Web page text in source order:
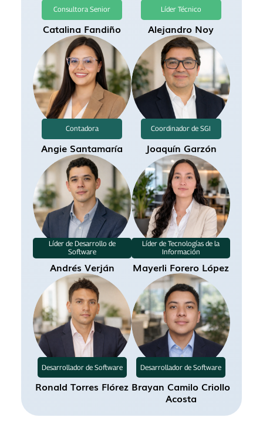
orlando.rodriguez@canalclima.com
Consultora Senior
Catalina Fandiño
alejandro.noy@canalclima.com
Líder Técnico
Alejandro Noy
angiesc@refocosta.com
Contadora
Angie Santamaría
Coordinador de SGI
Joaquín Garzón
Líder de Desarrollo de
Software
Andrés Verján
Líder de Tecnologías de la
Información
Mayerli Forero López
Desarrollador de Software
Ronald Torres Flórez
Desarrollador de Software
Brayan Camilo Criollo
Acosta